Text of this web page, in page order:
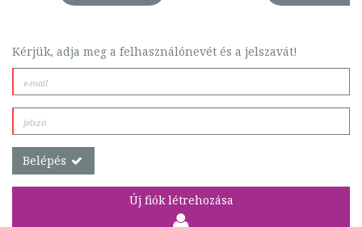
Kérjük, adja meg a felhasználónevét és a jelszavát!
Belépés
Új fiók létrehozása